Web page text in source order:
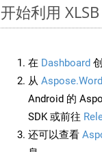
开始利用
在 Dashboard
从
Android 的
SDK 或前往
还可以查看